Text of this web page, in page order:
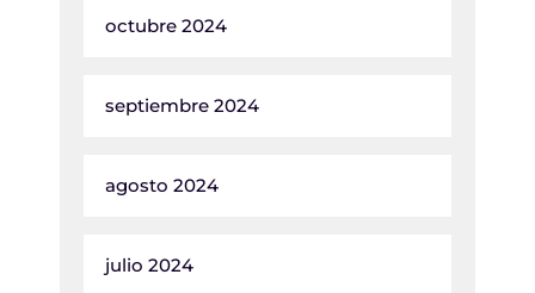
octubre 2024
septiembre 2024
agosto 2024
julio 2024